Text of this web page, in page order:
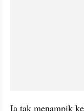
Ia tak menampik